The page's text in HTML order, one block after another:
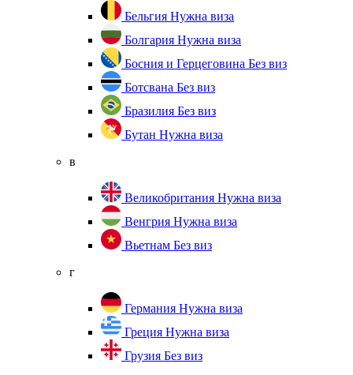
Бельгия Нужна виза
Болгария Нужна виза
Босния и Герцеговина Без виз
Ботсвана Без виз
Бразилия Без виз
Бутан Нужна виза
в
Великобритания Нужна виза
Венгрия Нужна виза
Вьетнам Без виз
г
Германия Нужна виза
Греция Нужна виза
Грузия Без виз